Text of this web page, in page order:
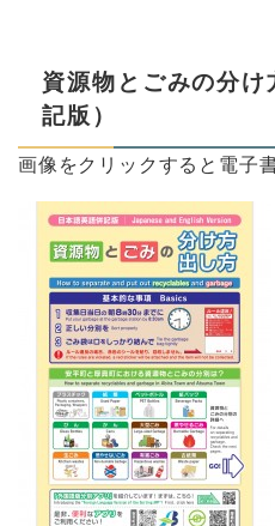
資源物とごみの分
記版）
画像をクリックすると電子